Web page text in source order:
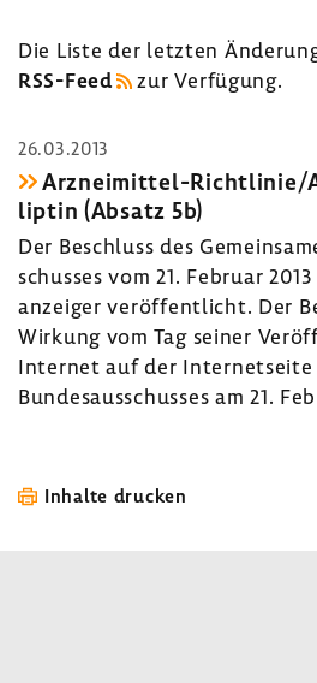
Die Liste der letzten
RSS-​Feed
zur Verfü­gung.
26.03.2013
Arzneimittel-​Richtlinie/
liptin (Absatz 5b)
Der Beschluss des
schusses vom 21. Februar
an­zeiger veröf­fent­licht. Der
Wirkung vom Tag seiner
Internet auf der Inter­net­seite
Bundes­aus­schusses am 21.
Inhalte drucken